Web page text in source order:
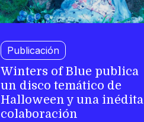
Publicación
Winters of Blue publica
un disco temático de
Halloween y una inédita
colaboración